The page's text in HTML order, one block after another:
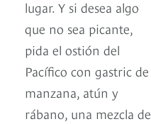
lugar. Y si desea algo
que no sea picante,
pida el ostión del
Pacífico con gastric de
manzana, atún y
rábano, una mezcla de